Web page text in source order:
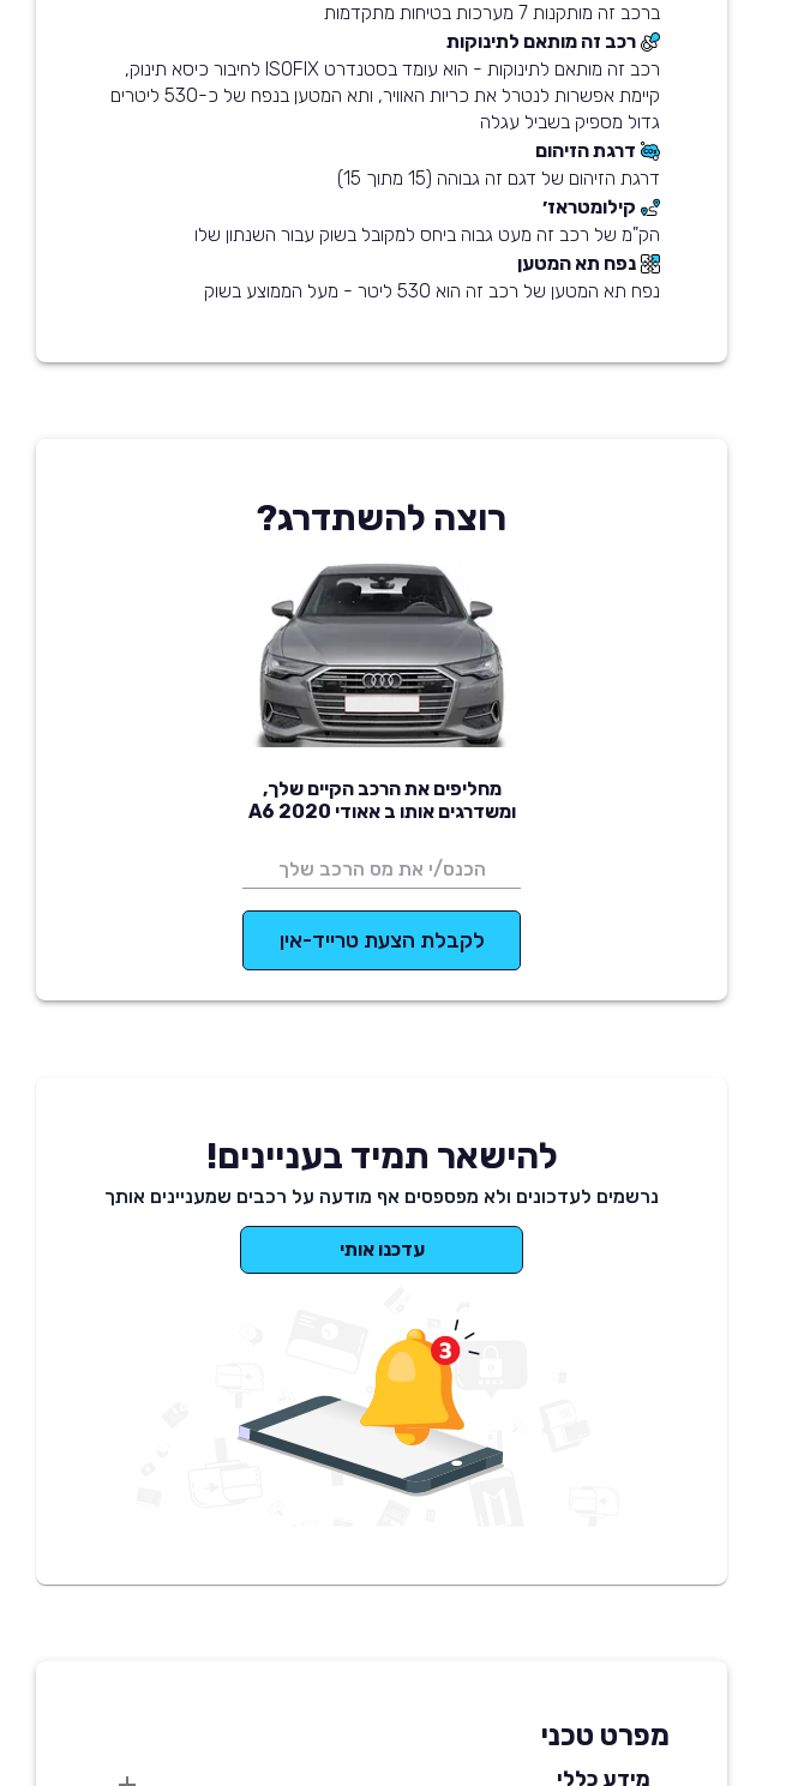
ברכב זה מותקנות 7 מערכות בטיחות מתקדמות
רכב זה מותאם לתינוקות
רכב זה מותאם לתינוקות - הוא עומד בסטנדרט ISOFIX לחיבור כיסא תינוק,
קיימת אפשרות לנטרל את כריות האוויר, ותא המטען בנפח של כ-530 ליטרים
גדול מספיק בשביל עגלה
דרגת הזיהום
דרגת הזיהום של דגם זה גבוהה (15 מתוך 15)
קילומטראז׳
הק"מ של רכב זה מעט גבוה ביחס למקובל בשוק עבור השנתון שלו
נפח תא המטען
נפח תא המטען של רכב זה הוא 530 ליטר - מעל הממוצע בשוק
רוצה להשתדרג?
מחליפים את הרכב הקיים שלך,
ומשדרגים אותו ב אאודי A6 2020
לקבלת הצעת טרייד-אין
להישאר תמיד בעניינים!
נרשמים לעדכונים ולא מפספסים אף מודעה על רכבים שמעניינים אותך
עדכנו אותי
מפרט טכני
מידע כללי